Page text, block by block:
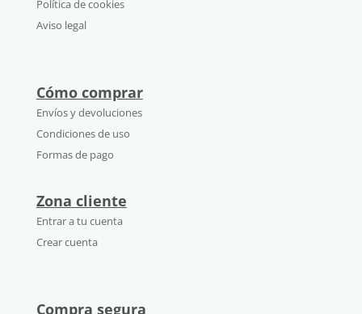
Política de cookies
Aviso legal
Cómo comprar
Envíos y devoluciones
Condiciones de uso
Formas de pago
Zona cliente
Entrar a tu cuenta
Crear cuenta
Compra segura